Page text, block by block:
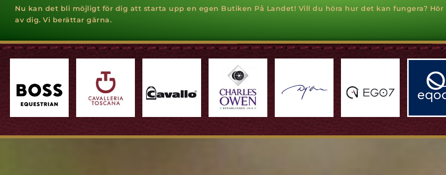
Nu kan det bli möjligt för dig att starta upp en egen Butiken På Landet! Vill du höra hur det kan fungera? Hör
av dig. Vi berättar gärna.